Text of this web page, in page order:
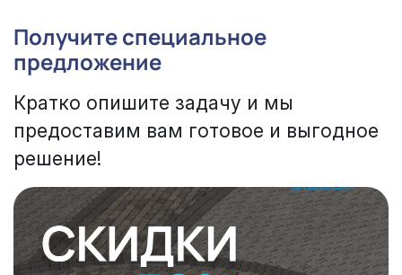
Получите специальное
предложение
Кратко опишите задачу и мы
предоставим вам готовое и выгодное
решение!